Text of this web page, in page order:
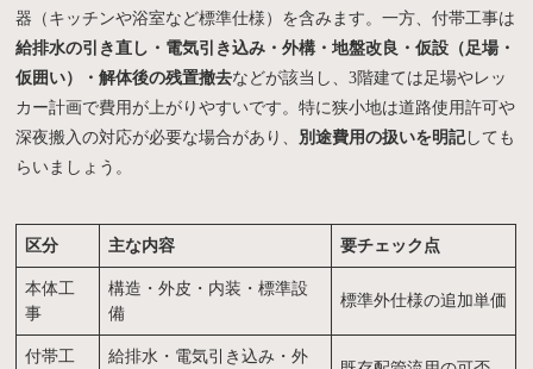
器（キッチンや浴室など標準仕様）を含みます。一方、付帯工事は
給排水の引き直し・電気引き込み・外構・地盤改良・仮設（足場・
仮囲い）・解体後の残置撤去などが該当し、3階建ては足場やレッ
カー計画で費用が上がりやすいです。特に狭小地は道路使用許可や
深夜搬入の対応が必要な場合があり、 別途費用の扱いを明記しても
らいましょう。
区分 主な内容 要チェック点
本体工
事
構造・外皮・内装・標準設
備
標準外仕様の追加単価
付帯工
給排水・電気引き込み・外